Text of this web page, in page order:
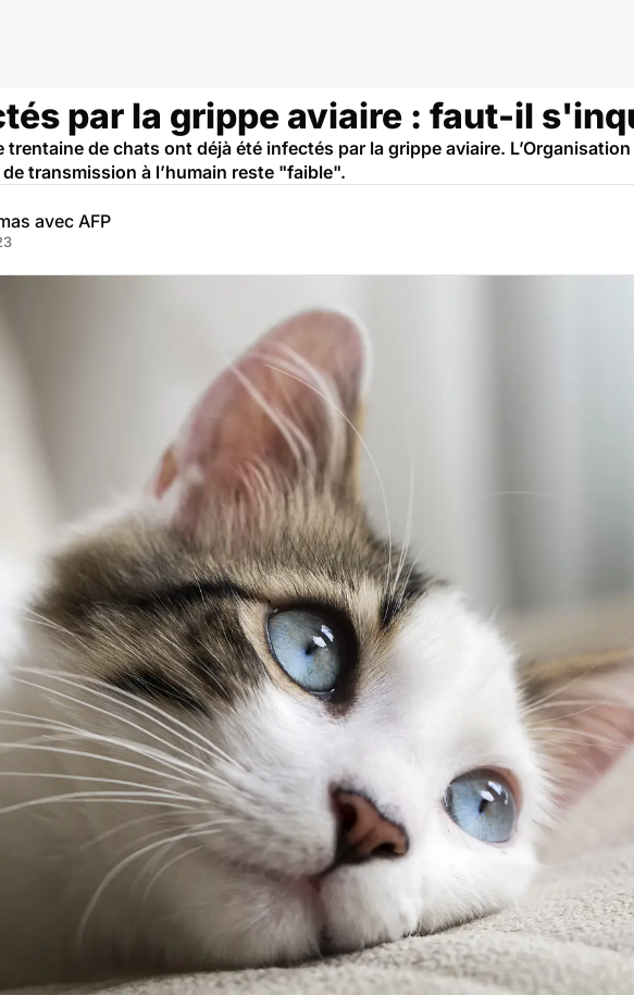
par la grippe aviaire : faut-il
trentaine de chats ont déjà été infectés par la grippe aviaire.
transmission à l’humain reste "faible".
avec AFP